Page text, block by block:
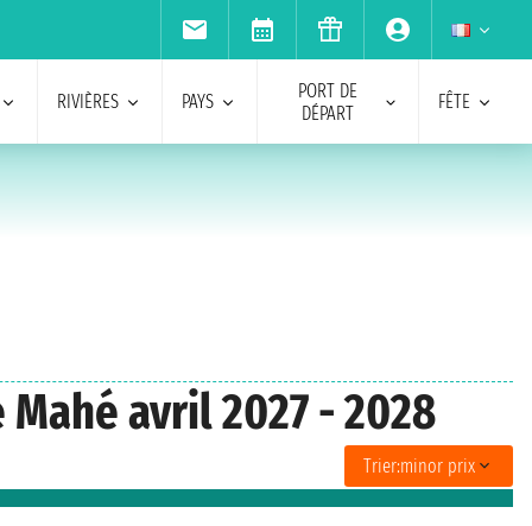
RIVIÈRES PAYS
PORT DE
DÉPART
FÊTE
avril 2027 - 2028
Trier:minor prix